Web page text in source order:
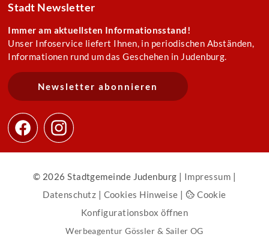
Stadt Newsletter
Immer am aktuellsten Informationsstand!
Unser Infoservice liefert Ihnen, in periodischen Abständen,
Informationen rund um das Geschehen in Judenburg.
Newsletter abonnieren
© 2026 Stadtgemeinde Judenburg | Impressum |
Datenschutz | Cookies Hinweise |
Cookie
Konfigurationsbox öffnen
Werbeagentur Gössler & Sailer OG